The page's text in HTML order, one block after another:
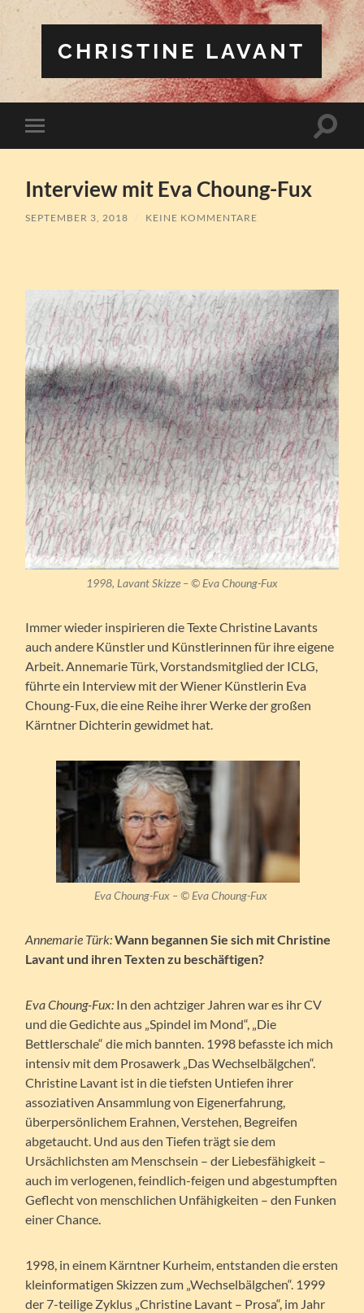
CHRISTINE LAVANT
Mobile-
Menü
Interview mit Eva Choung-Fux
SEPTEMBER 3, 2018 / KEINE KOMMENTARE
1998, Lavant Skizze – © Eva Choung-Fux
Immer wieder inspirieren die Texte Christine Lavants
auch andere Künstler und Künstlerinnen für ihre eigene
Arbeit. Annemarie Türk, Vorstandsmitglied der ICLG,
führte ein Interview mit der Wiener Künstlerin Eva
Choung-Fux, die eine Reihe ihrer Werke der großen
Kärntner Dichterin gewidmet hat.
Eva Choung-Fux – © Eva Choung-Fux
Annemarie Türk:Wann begannen Sie sich mit Christine
Lavant und ihren Texten zu beschäftigen?
Eva Choung-Fux: In den achtziger Jahren war es ihr CV
und die Gedichte aus „Spindel im Mond“, „Die
Bettlerschale“ die mich bannten. 1998 befasste ich mich
intensiv mit dem Prosawerk „Das Wechselbälgchen“.
Christine Lavant ist in die tiefsten Untiefen ihrer
assoziativen Ansammlung von Eigenerfahrung,
überpersönlichem Erahnen, Verstehen, Begreifen
abgetaucht. Und aus den Tiefen trägt sie dem
Ursächlichsten am Menschsein – der Liebesfähigkeit –
auch im verlogenen, feindlich-feigen und abgestumpften
Geflecht von menschlichen Unfähigkeiten – den Funken
einer Chance.
1998, in einem Kärntner Kurheim, entstanden die ersten
kleinformatigen Skizzen zum „Wechselbälgchen“. 1999
der 7-teilige Zyklus „Christine Lavant – Prosa“, im Jahr